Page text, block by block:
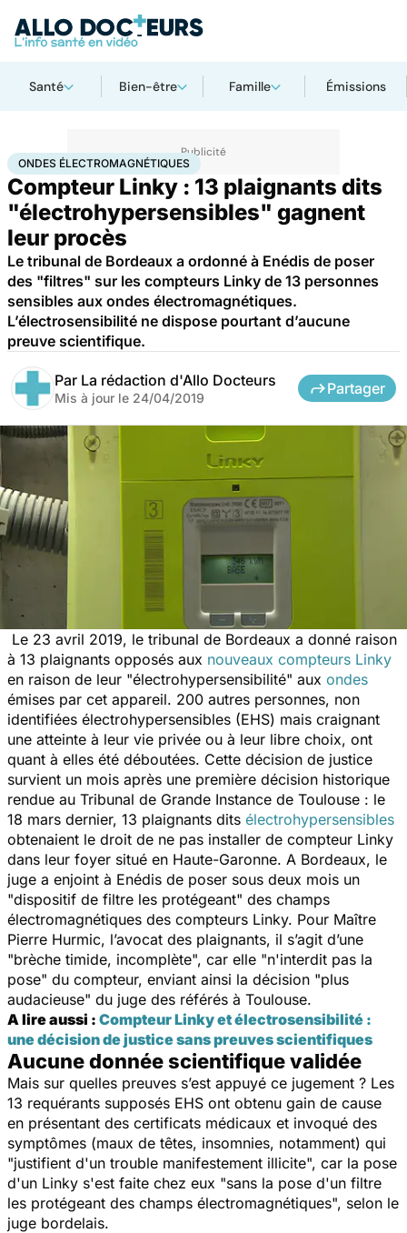
Santé Bien-être Famille Émissions
AccueilSantéOndes électromagnétiques
ONDES ÉLECTROMAGNÉTIQUES
Compteur Linky : 13 plaignants dits
"électrohypersensibles" gagnent
leur procès
Le tribunal de Bordeaux a ordonné à Enédis de poser
des "filtres" sur les compteurs Linky de 13 personnes
sensibles aux ondes électromagnétiques.
L’électrosensibilité ne dispose pourtant d’aucune
preuve scientifique.
Par La rédaction d'Allo Docteurs
Mis à jour le 24/04/2019
Partager
Le 23 avril 2019, le tribunal de Bordeaux a donné raison
à 13 plaignants opposés aux nouveaux compteurs Linky
en raison de leur "électrohypersensibilité" aux ondes
émises par cet appareil. 200 autres personnes, non
identifiées électrohypersensibles (EHS) mais craignant
une atteinte à leur vie privée ou à leur libre choix, ont
quant à elles été déboutées. Cette décision de justice
survient un mois après une première décision historique
rendue au Tribunal de Grande Instance de Toulouse : le
18 mars dernier, 13 plaignants dits électrohypersensibles
obtenaient le droit de ne pas installer de compteur Linky
dans leur foyer situé en Haute-Garonne. A Bordeaux, le
juge a enjoint à Enédis de poser sous deux mois un
"dispositif de filtre les protégeant" des champs
électromagnétiques des compteurs Linky. Pour Maître
Pierre Hurmic, l’avocat des plaignants, il s’agit d’une
"brèche timide, incomplète", car elle "n'interdit pas la
pose" du compteur, enviant ainsi la décision "plus
audacieuse" du juge des référés à Toulouse.
A lire aussi : Compteur Linky et électrosensibilité :
une décision de justice sans preuves scientifiques
Aucune donnée scientifique validée
Mais sur quelles preuves s’est appuyé ce jugement ? Les
13 requérants supposés EHS ont obtenu gain de cause
en présentant des certificats médicaux et invoqué des
symptômes (maux de têtes, insomnies, notamment) qui
"justifient d'un trouble manifestement illicite", car la pose
d'un Linky s'est faite chez eux "sans la pose d'un filtre
les protégeant des champs électromagnétiques", selon le
juge bordelais.